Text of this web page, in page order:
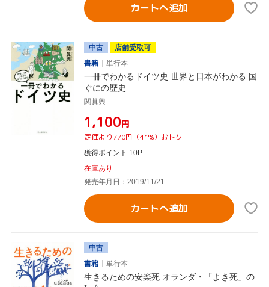
カートへ追加
中古
店舗受取可
書籍
単行本
一冊でわかるドイツ史 世界と日本がわかる 国
ぐにの歴史
関眞興
¥1,100円
定価より770円（41%）おトク
獲得ポイント 10P
在庫あり
発売年月日：2019/11/21
カートへ追加
中古
書籍
単行本
生きるための安楽死 オランダ・「よき死」の